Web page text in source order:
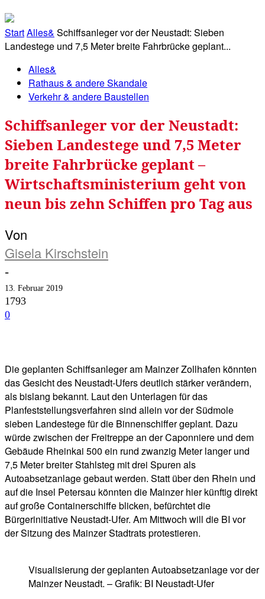
StartAlles& Schiffsanleger vor der Neustadt: Sieben
Landestege und 7,5 Meter breite Fahrbrücke geplant...
Alles&
Rathaus & andere Skandale
Verkehr & andere Baustellen
Schiffsanleger vor der Neustadt:
Sieben Landestege und 7,5 Meter
breite Fahrbrücke geplant –
Wirtschaftsministerium geht von
neun bis zehn Schiffen pro Tag aus
Von
Gisela Kirschstein
-
13. Februar 2019
1793
0
Die geplanten Schiffsanleger am Mainzer Zollhafen könnten
das Gesicht des Neustadt-Ufers deutlich stärker verändern,
als bislang bekannt. Laut den Unterlagen für das
Planfeststellungsverfahren sind allein vor der Südmole
sieben Landestege für die Binnenschiffer geplant. Dazu
würde zwischen der Freitreppe an der Caponniere und dem
Gebäude Rheinkai 500 ein rund zwanzig Meter langer und
7,5 Meter breiter Stahlsteg mit drei Spuren als
Autoabsetzanlage gebaut werden. Statt über den Rhein und
auf die Insel Petersau könnten die Mainzer hier künftig direkt
auf große Containerschiffe blicken, befürchtet die
Bürgerinitiative Neustadt-Ufer. Am Mittwoch will die BI vor
der Sitzung des Mainzer Stadtrats protestieren.
Visualisierung der geplanten Autoabsetzanlage vor der
Mainzer Neustadt. – Grafik: BI Neustadt-Ufer